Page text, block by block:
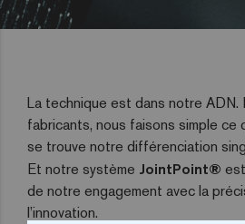
La technique est dans notre ADN.
fabricants, nous faisons simple ce
se trouve notre différenciation
Et notre système JointPoint®
de notre engagement avec la
l’innovation.